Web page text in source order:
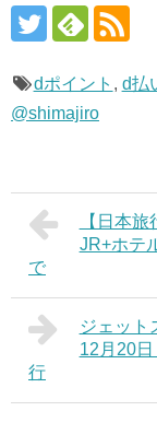
dポイント , d払
@shimajiro
【日本
JR+ホテ
で
ジェット
12月20
行